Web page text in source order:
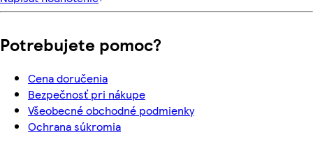
Potrebujete pomoc?
Cena doručenia
Bezpečnosť pri nákupe
Všeobecné obchodné podmienky
Ochrana súkromia